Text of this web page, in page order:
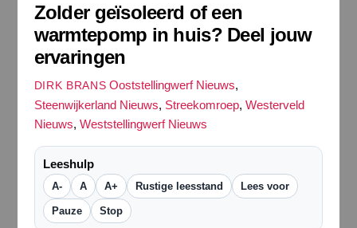
Zolder geïsoleerd of een
warmtepomp in huis? Deel jouw
ervaringen
DIRK BRANS Ooststellingwerf Nieuws,
Steenwijkerland Nieuws, Streekomroep, Westerveld
Nieuws, Weststellingwerf Nieuws
Leeshulp
A- A A+ Rustige leesstand Lees voor
Pauze Stop